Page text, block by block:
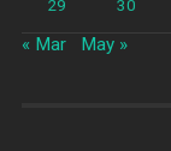
29 30
« Mar May »